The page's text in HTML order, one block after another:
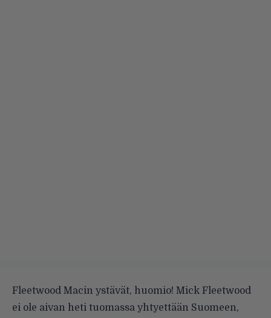
Fleetwood Macin ystävät, huomio! Mick Fleetwood
ei ole aivan heti tuomassa yhtyettään Suomeen,